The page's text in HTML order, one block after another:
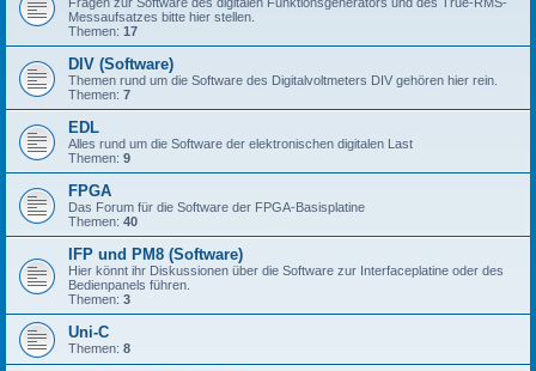
Messaufsatzes bitte hier stellen.
Themen: 17
DIV (Software)
Themen rund um die Software des Digitalvoltmeters DIV gehören hier rein.
Themen: 7
EDL
Alles rund um die Software der elektronischen digitalen Last
Themen: 9
FPGA
Das Forum für die Software der FPGA-Basisplatine
Themen: 40
IFP und PM8 (Software)
Hier könnt ihr Diskussionen über die Software zur Interfaceplatine oder des
Bedienpanels führen.
Themen: 3
Uni-C
Themen: 8